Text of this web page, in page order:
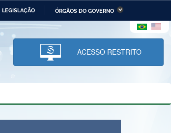
LEGISLAÇÃO ÓRGÃOS DO GOVERNO
Ministério da Infraestrutura
Ministério da Ciência,
Tecnologia, Inovações e
Comunicações
ACESSO RESTRITO